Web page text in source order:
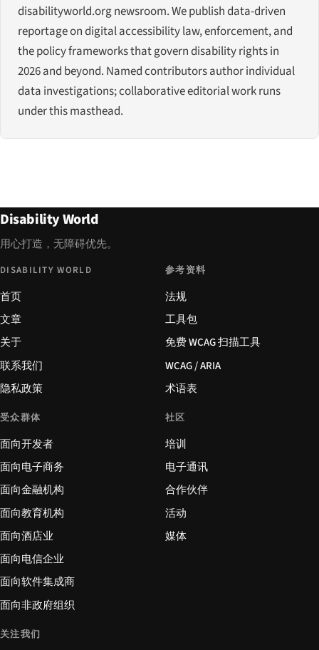
disabilityworld.org newsroom. We publish data-driven
reportage on digital accessibility law, enforcement, and
the policy frameworks that govern disability rights in
2026 and beyond. Named contributors author individual
data investigations; collaborative editorial work runs
under this masthead.
Disability World
用心打造，无障碍优先。
DISABILITY WORLD
首页
文章
关于
联系我们
隐私政策
参考资料
法规
工具包
免费 WCAG 扫描工具
WCAG / ARIA
术语表
受众群体
面向开发者
面向电子商务
面向金融机构
面向教育机构
面向酒店业
面向电信企业
面向软件集成商
面向非政府组织
社区
培训
电子通讯
合作伙伴
活动
媒体
关注我们